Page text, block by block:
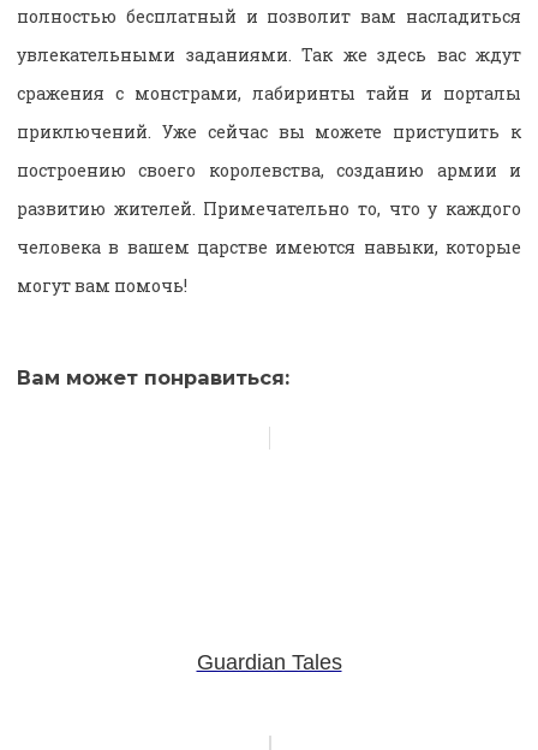
полностью бесплатный и позволит вам насладиться
увлекательными заданиями. Так же здесь вас ждут
сражения с монстрами, лабиринты тайн и порталы
приключений. Уже сейчас вы можете приступить к
построению своего королевства, созданию армии и
развитию жителей. Примечательно то, что у каждого
человека в вашем царстве имеются навыки, которые
могут вам помочь!
Вам может понравиться:
Guardian Tales